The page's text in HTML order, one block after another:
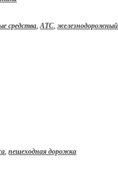
средства,АТС,железнодорожный
,пешеходная дорожка